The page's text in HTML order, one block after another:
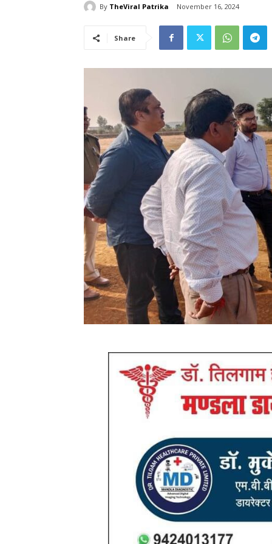
By TheViral Patrika November 16, 2024
Share